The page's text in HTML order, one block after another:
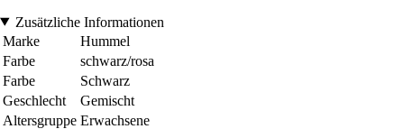
Zusätzliche Informationen
Marke
Hummel
Farbe
schwarz/rosa
Farbe
Schwarz
Geschlecht
Gemischt
Altersgruppe Erwachsene